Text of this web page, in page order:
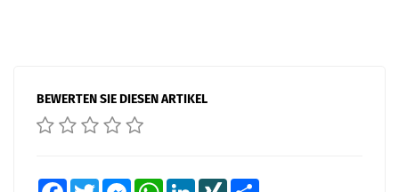
BEWERTEN SIE DIESEN ARTIKEL
FacebookTwitter MessengerWhatsAppLinkedInXING